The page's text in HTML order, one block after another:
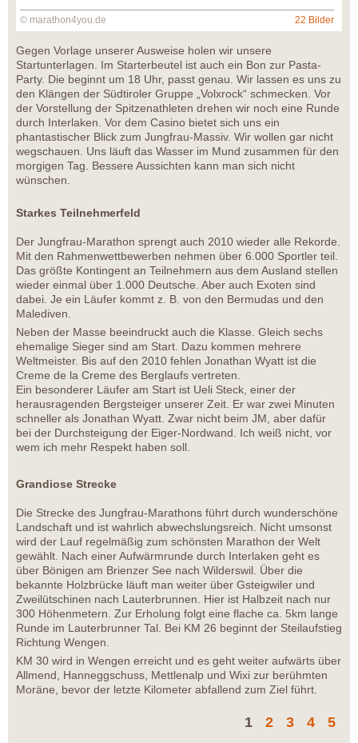
© marathon4you.de 22 Bilder
Gegen Vorlage unserer Ausweise holen wir unsere
Startunterlagen. Im Starterbeutel ist auch ein Bon zur Pasta-
Party. Die beginnt um 18 Uhr, passt genau. Wir lassen es uns zu
den Klängen der Südtiroler Gruppe „Volxrock“ schmecken. Vor
der Vorstellung der Spitzenathleten drehen wir noch eine Runde
durch Interlaken. Vor dem Casino bietet sich uns ein
phantastischer Blick zum Jungfrau-Massiv. Wir wollen gar nicht
wegschauen. Uns läuft das Wasser im Mund zusammen für den
morgigen Tag. Bessere Aussichten kann man sich nicht
wünschen.
Starkes Teilnehmerfeld
Der Jungfrau-Marathon sprengt auch 2010 wieder alle Rekorde.
Mit den Rahmenwettbewerben nehmen über 6.000 Sportler teil.
Das größte Kontingent an Teilnehmern aus dem Ausland stellen
wieder einmal über 1.000 Deutsche. Aber auch Exoten sind
dabei. Je ein Läufer kommt z. B. von den Bermudas und den
Malediven.
Neben der Masse beeindruckt auch die Klasse. Gleich sechs
ehemalige Sieger sind am Start. Dazu kommen mehrere
Weltmeister. Bis auf den 2010 fehlen Jonathan Wyatt ist die
Creme de la Creme des Berglaufs vertreten.
Ein besonderer Läufer am Start ist Ueli Steck, einer der
herausragenden Bergsteiger unserer Zeit. Er war zwei Minuten
schneller als Jonathan Wyatt. Zwar nicht beim JM, aber dafür
bei der Durchsteigung der Eiger-Nordwand. Ich weiß nicht, vor
wem ich mehr Respekt haben soll.
Grandiose Strecke
Die Strecke des Jungfrau-Marathons führt durch wunderschöne
Landschaft und ist wahrlich abwechslungsreich. Nicht umsonst
wird der Lauf regelmäßig zum schönsten Marathon der Welt
gewählt. Nach einer Aufwärmrunde durch Interlaken geht es
über Bönigen am Brienzer See nach Wilderswil. Über die
bekannte Holzbrücke läuft man weiter über Gsteigwiler und
Zweilütschinen nach Lauterbrunnen. Hier ist Halbzeit nach nur
300 Höhenmetern. Zur Erholung folgt eine flache ca. 5km lange
Runde im Lauterbrunner Tal. Bei KM 26 beginnt der Steilaufstieg
Richtung Wengen.
KM 30 wird in Wengen erreicht und es geht weiter aufwärts über
Allmend, Hanneggschuss, Mettlenalp und Wixi zur berühmten
Moräne, bevor der letzte Kilometer abfallend zum Ziel führt.
1 2 3 4 5